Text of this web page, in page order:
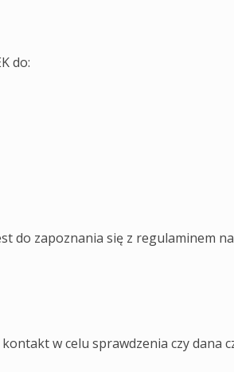
do:
do zapoznania się z regulaminem
w celu sprawdzenia czy dana